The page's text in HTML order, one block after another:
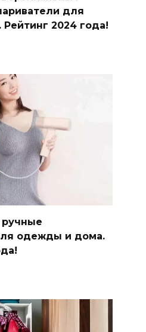
для
2024 года!
одежды и дома.